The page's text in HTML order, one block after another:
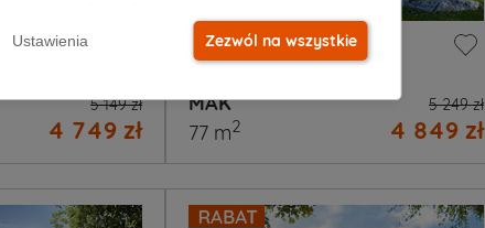
Garaż0
5 149 zł
4 749 zł
Pokoje3 | Łazienki1 | Garaż
MAK 5 249 zł
4 849 zł
77 m2
Ustawienia Zezwól na wszystkie